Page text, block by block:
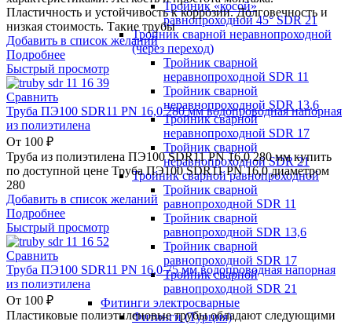
Тройник «косой»
равнопроходной 45° SDR 21
Тройник сварной неравнопроходной
(через переход)
Тройник сварной
неравнопроходной SDR 11
Тройник сварной
неравнопроходной SDR 13,6
Тройник сварной
неравнопроходной SDR 17
Тройник сварной
неравнопроходной SDR 21
Тройник сварной равнопроходной
Тройник сварной
равнопроходной SDR 11
Тройник сварной
равнопроходной SDR 13,6
Тройник сварной
равнопроходной SDR 17
Тройник сварной
равнопроходной SDR 21
Фитинги электросварные
Фитинги (Турция)
Пластичность и устойчивость к коррозии. Долговечность и
низкая стоимость. Такие трубы
Добавить в список желаний
Подробнее
Быстрый просмотр
Сравнить
Труба ПЭ100 SDR11 PN 16,0 280 мм водопроводная напорная
из полиэтилена
От 100 ₽
Труба из полиэтилена ПЭ100 SDR11 PN 16,0 280 мм купить
по доступной цене Труба ПЭ100 SDR11 PN 16,0 диаметром
280
Добавить в список желаний
Подробнее
Быстрый просмотр
Сравнить
Труба ПЭ100 SDR11 PN 16,0 75 мм водопроводная напорная
из полиэтилена
От 100 ₽
Пластиковые полиэтиленовые трубы обладают следующими